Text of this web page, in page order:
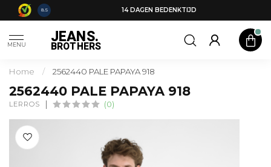
8.5 14 DAGEN BEDENKTIJD
MENU JEANS.
BROTHERS
Home / 2562440 PALE PAPAYA 918
2562440 PALE PAPAYA 918
LERROS (0)